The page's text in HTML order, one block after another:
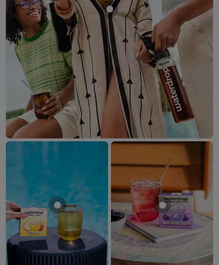
Mostrar producto COLA
Mostrar producto MANZANAMostrar